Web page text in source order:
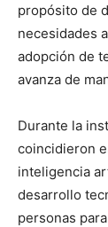
propósito de
necesidades
adopción de
avanza de
Durante la
coincidieron
inteligencia
desarrollo
personas